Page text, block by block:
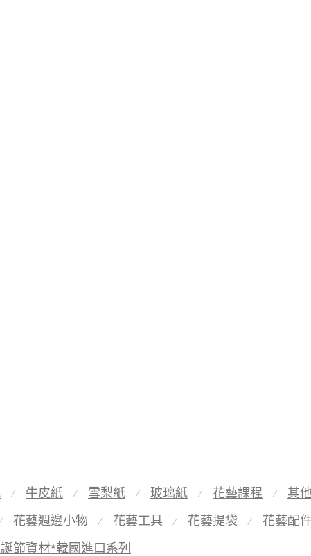
⁄ 牛皮紙 ⁄ 雪梨紙 ⁄ 玻璃紙 ⁄ 花藝課程 ⁄ 其
⁄ 花藝週邊小物 ⁄ 花藝工具 ⁄ 花藝提袋 ⁄ 花藝配件
節資材*韓國進口系列